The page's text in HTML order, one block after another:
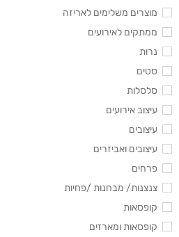
מוצרים משלימים לאריזה
ממתקים לאירועים
נרות
סטים
סלסלות
עיצוב אירועים
עיצובים
עיצובים ואביזרים
פרחים
צנצנות/ מבחנות /פחיות
קופסאות
קופסאות ומארזים